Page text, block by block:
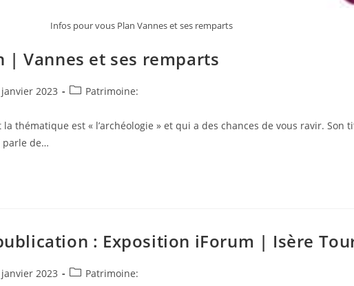
Infos pour vous Plan Vannes et ses remparts
| Vannes et ses remparts
2023
PostPatrimoine:
thématique est « l’archéologie » et qui a des chances de vous ravir. Son
parle de…
: Exposition iForum | Isère
2023
PostPatrimoine: